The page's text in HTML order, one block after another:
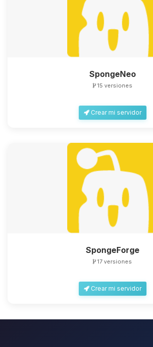
SpongeNeo
15 versiones
Crear mi servidor
SpongeForge
17 versiones
Crear mi servidor